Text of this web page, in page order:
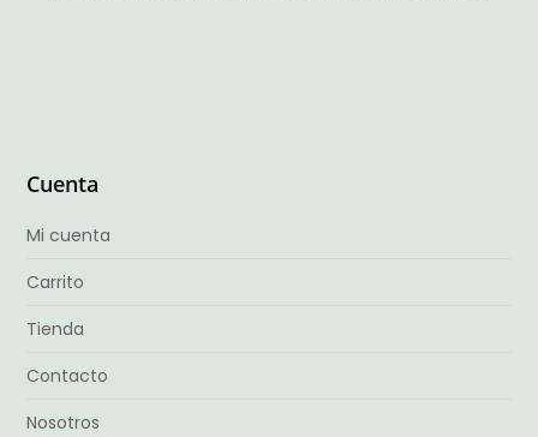
Cuenta
Mi cuenta
Carrito
Tienda
Contacto
Nosotros